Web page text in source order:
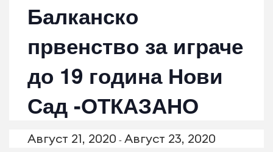
Балканско
првенство за играче
до 19 година Нови
Сад -ОТКАЗАНО
Август 21, 2020 - Август 23, 2020